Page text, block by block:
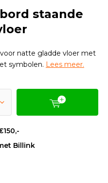
staande
natte gladde vloer met
symbolen. Lees meer.
Billink